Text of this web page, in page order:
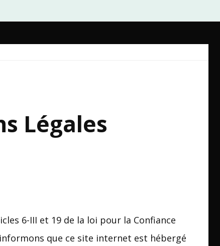
Légales
6-III et 19 de la loi pour la Confiance
que ce site internet est hébergé